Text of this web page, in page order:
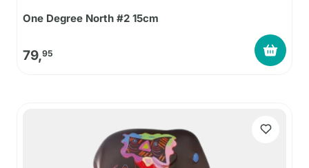
One Degree North #2 15cm
79,95